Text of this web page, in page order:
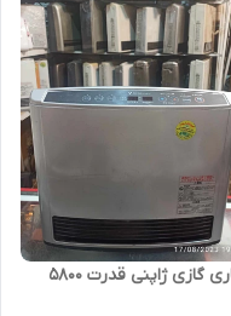
گازی ژاپنی قدرت 5800